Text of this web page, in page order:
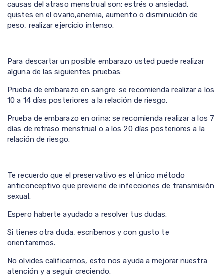
causas del atraso menstrual son: estrés o ansiedad,
quistes en el ovario,anemia, aumento o disminución de
peso, realizar ejercicio intenso.
Para descartar un posible embarazo usted puede realizar
alguna de las siguientes pruebas:
Prueba de embarazo en sangre: se recomienda realizar a los
10 a 14 días posteriores a la relación de riesgo.
Prueba de embarazo en orina: se recomienda realizar a los 7
días de retraso menstrual o a los 20 días posteriores a la
relación de riesgo.
Te recuerdo que el preservativo es el único método
anticonceptivo que previene de infecciones de transmisión
sexual.
Espero haberte ayudado a resolver tus dudas.
Si tienes otra duda, escríbenos y con gusto te
orientaremos.
No olvides calificarnos, esto nos ayuda a mejorar nuestra
atención y a seguir creciendo.